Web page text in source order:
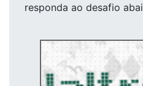
responda ao desafio